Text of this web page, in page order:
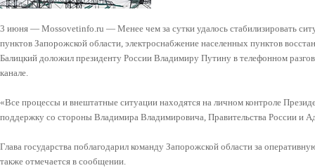
3 июня — Mossovetinfo.ru — Менее чем за сутки удалось стабилизировать
пунктов Запорожской области, электроснабжение населенных пунктов
Балицкий доложил президенту России Владимиру Путину в телефонном
канале.
«Все процессы и внештатные ситуации находятся на личном контроле
поддержку со стороны Владимира Владимировича, Правительства России и
Глава государства поблагодарил команду Запорожской области за
также отмечается в сообщении.